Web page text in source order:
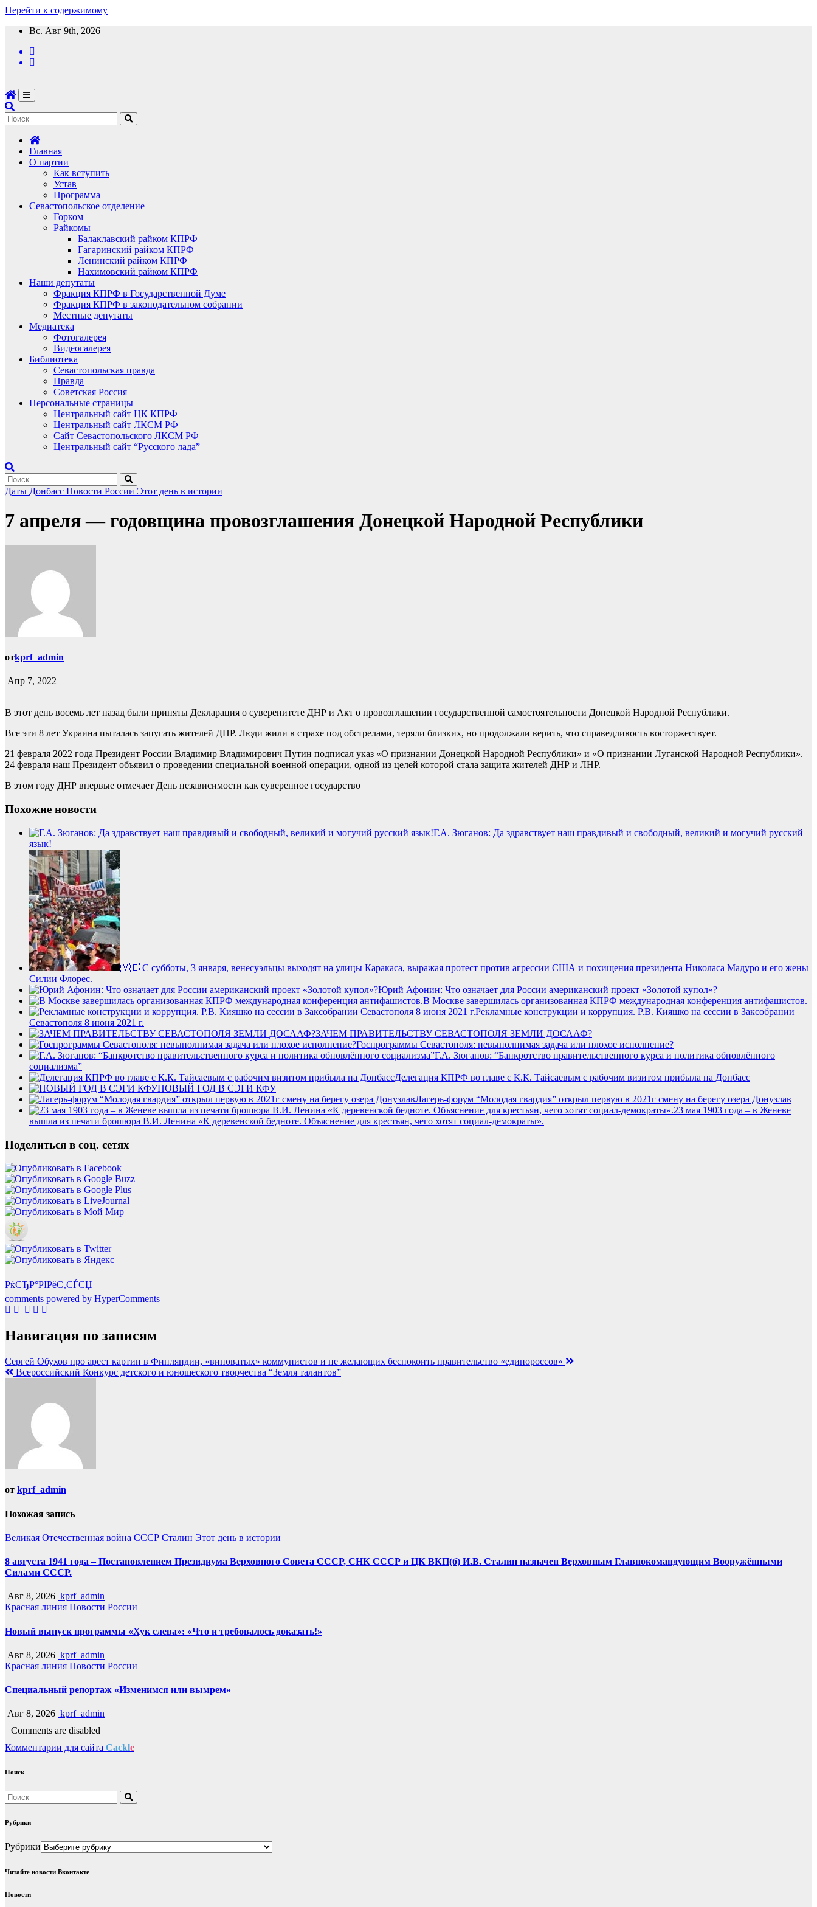
Перейти к содержимому
Вс. Авг 9th, 2026
Главная
О партии
Как вступить
Устав
Программа
Севастопольское отделение
Горком
Райкомы
Балаклавский райком КПРФ
Гагаринский райком КПРФ
Ленинский райком КПРФ
Нахимовский райком КПРФ
Наши депутаты
Фракция КПРФ в Государственной Думе
Фракция КПРФ в законодательном собрании
Местные депутаты
Медиатека
Фотогалерея
Видеогалерея
Библиотека
Севастопольская правда
Правда
Советская Россия
Персональные страницы
Центральный сайт ЦК КПРФ
Центральный сайт ЛКСМ РФ
Сайт Севастопольского ЛКСМ РФ
Центральный сайт “Русского лада”
Даты Донбасс Новости России Этот день в истории
7 апреля — годовщина провозглашения Донецкой Народной Республики
отkprf_admin
Апр 7, 2022
В этот день восемь лет назад были приняты Декларация о суверенитете ДНР и Акт о провозглашении государственной самостоятельности Донецкой Народной Республики.
Все эти 8 лет Украина пыталась запугать жителей ДНР. Люди жили в страхе под обстрелами, теряли близких, но продолжали верить, что справедливость восторжествует.
21 февраля 2022 года Президент России Владимир Владимирович Путин подписал указ «О признании Донецкой Народной Республики» и «О признании Луганской Народной Республики».
24 февраля наш Президент объявил о проведении специальной военной операции, одной из целей которой стала защита жителей ДНР и ЛНР.
В этом году ДНР впервые отмечает День независимости как суверенное государство
Похожие новости
Г.А. Зюганов: Да здравствует наш правдивый и свободный, великий и могучий русский
язык!
🇻🇪 С субботы, 3 января, венесуэльцы выходят на улицы Каракаса, выражая протест против агрессии США и похищения президента Николаса Мадуро и его жены
Силии Флорес.
Юрий Афонин: Что означает для России американский проект «Золотой купол»?
В Москве завершилась организованная КПРФ международная конференция антифашистов.
Рекламные конструкции и коррупция. Р.В. Кияшко на сессии в Заксобрании
Севастополя 8 июня 2021 г.
ЗАЧЕМ ПРАВИТЕЛЬСТВУ СЕВАСТОПОЛЯ ЗЕМЛИ ДОСААФ?
Госпрограммы Севастополя: невыполнимая задача или плохое исполнение?
Г.А. Зюганов: “Банкротство правительственного курса и политика обновлённого
социализма”
Делегация КПРФ во главе с К.К. Тайсаевым с рабочим визитом прибыла на Донбасс
НОВЫЙ ГОД В СЭГИ КФУ
Лагерь-форум “Молодая гвардия” открыл первую в 2021г смену на берегу озера Донузлав
23 мая 1903 года – в Женеве
вышла из печати брошюра В.И. Ленина «К деревенской бедноте. Объяснение для крестьян, чего хотят социал-демократы».
Поделиться в соц. сетях
РќСЂР°РІРёС‚СЃСЏ
comments powered by HyperComments
Навигация по записям
Сергей Обухов про арест картин в Финляндии, «виноватых» коммунистов и не желающих беспокоить правительство «единороссов»
Всероссийский Конкурс детского и юношеского творчества “Земля талантов”
от kprf_admin
Похожая запись
Великая Отечественная война СССР Сталин Этот день в истории
8 августа 1941 года – Постановлением Президиума Верховного Совета СССР, СНК СССР и ЦК ВКП(б) И.В. Сталин назначен Верховным Главнокомандующим Вооружёнными
Силами СССР.
Авг 8, 2026 kprf_admin
Красная линия Новости России
Новый выпуск программы «Хук слева»: «Что и требовалось доказать!»
Авг 8, 2026 kprf_admin
Красная линия Новости России
Специальный репортаж «Изменимся или вымрем»
Авг 8, 2026 kprf_admin
Comments are disabled
Комментарии для сайта Cackle
Поиск
Рубрики
Рубрики
Читайте новости Вконтакте
Новости